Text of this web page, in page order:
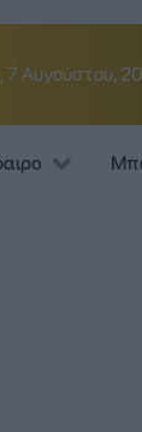
7 Αυγούστου,